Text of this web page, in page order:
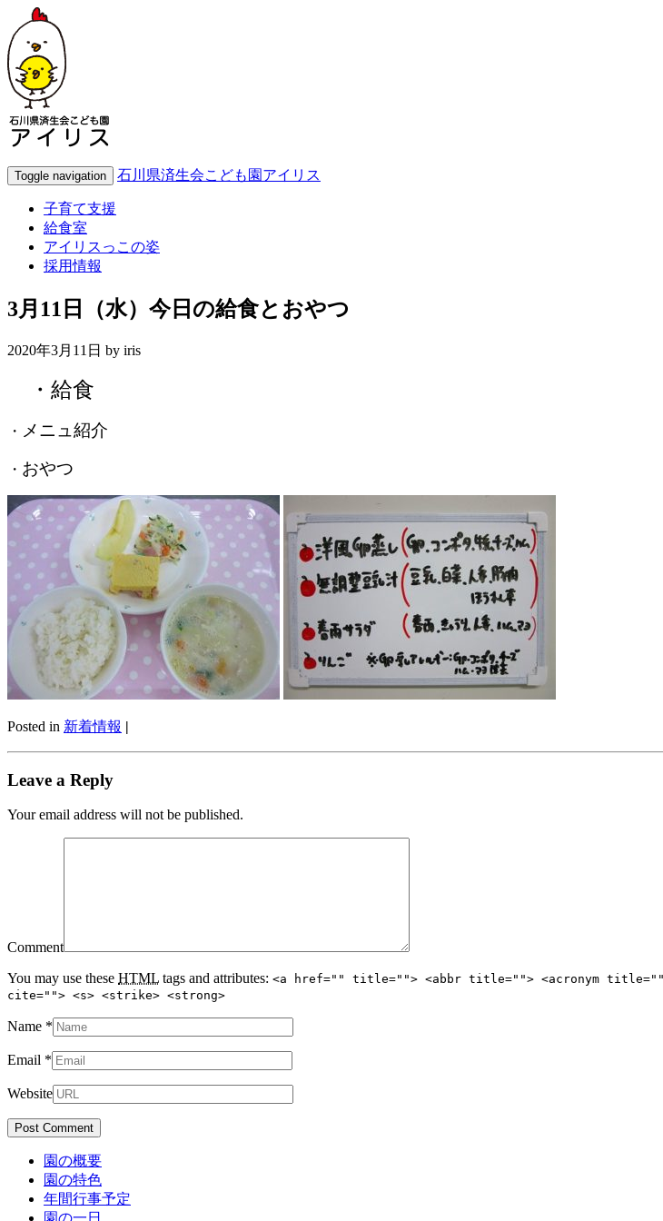
Toggle navigation 石川県済生会こども園アイリス
子育て支援
給食室
アイリスっこの姿
採用情報
3月11日（水）今日の給食とおやつ
2020年3月11日 by iris
・給食
・ メニュ紹介
・ おやつ
Posted in 新着情報 |
Leave a Reply
Your email address will not be published.
Comment
You may use these HTML tags and attributes: <a href="" title=""> <abbr title=""> <acronym title="">
cite=""> <s> <strike> <strong>
Name *
Email *
Website
園の概要
園の特色
年間行事予定